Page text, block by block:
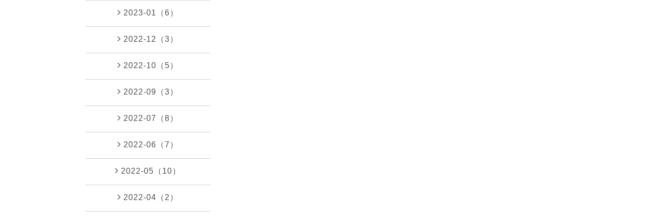
2023-01（6）
2022-12（3）
2022-10（5）
2022-09（3）
2022-07（8）
2022-06（7）
2022-05（10）
2022-04（2）